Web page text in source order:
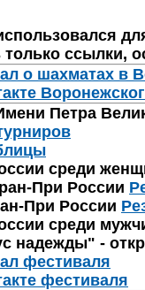
только ссылки,
о шахматах в
Петра
среди
При России
При России
среди
надежды" -
фестиваля
фестиваля